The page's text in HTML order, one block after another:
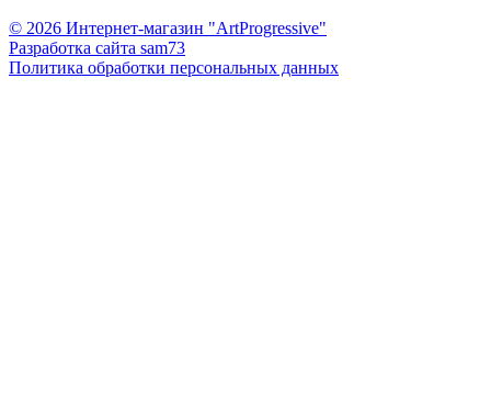
© 2026 Интернет-магазин "ArtProgressive"
Разработка сайта sam73
Политика обработки персональных данных